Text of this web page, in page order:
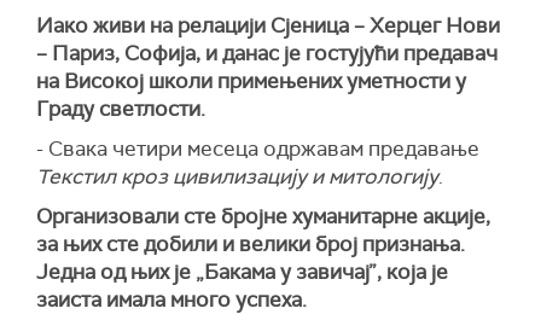
Иако живи на релацији Сјеница – Херцег Нови
– Париз, Софија, и данас је гостујући предавач
на Високој школи примењених уметности у
Граду светлости.
- Свака четири месеца одржавам предавање
Текстил кроз цивилизацију и митологију.
Организовали сте бројне хуманитарне акције,
за њих сте добили и велики број признања.
Једна од њих је „Бакама у завичај”, која је
заиста имала много успеха.